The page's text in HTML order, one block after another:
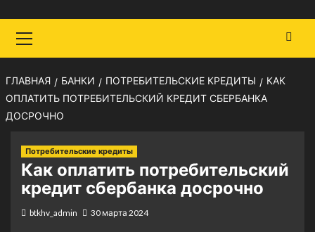
меню
ГЛАВНАЯ БАНКИ ПОТРЕБИТЕЛЬСКИЕ КРЕДИТЫ
КАК
ОПЛАТИТЬ ПОТРЕБИТЕЛЬСКИЙ КРЕДИТ СБЕРБАНКА
ДОСРОЧНО
Потребительские кредиты
Как оплатить потребительский
кредит сбербанка досрочно
btkhv_admin 30 марта 2024